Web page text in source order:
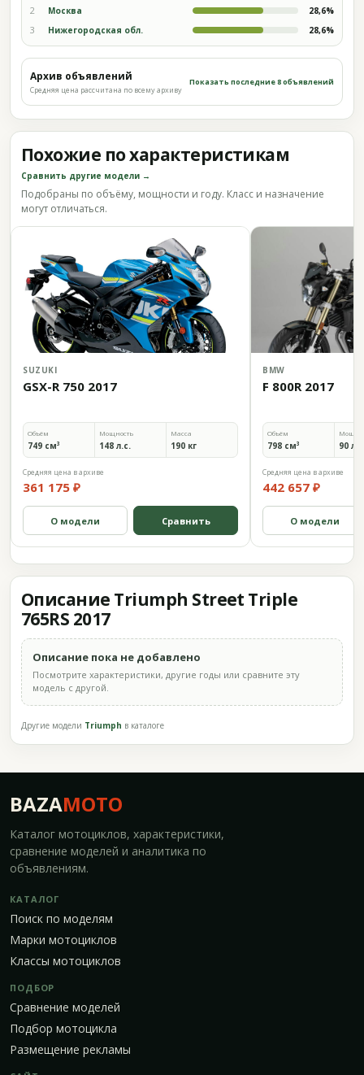
2 Москва 28,6%
3 Нижегородская обл. 28,6%
Архив объявлений
Средняя цена рассчитана по всему архиву
Показать последние 8 объявлений
Похожие по характеристикам
Сравнить другие модели →
Подобраны по объёму, мощности и году. Класс и назначение
могут отличаться.
SUZUKI
GSX-R 750 2017
Объём
749 см³
Мощность
148 л.с.
Масса
190 кг
Средняя цена в архиве
361 175 ₽
О модели Сравнить
BMW
F 800R 2017
Объём
798 см³ 90
Средняя цена в архиве
442 657 ₽
О модели
Описание Triumph Street Triple
765RS 2017
Описание пока не добавлено
Посмотрите характеристики, другие годы или сравните эту
модель с другой.
Другие модели Triumph в каталоге
BAZAMOTO
Каталог мотоциклов, характеристики,
сравнение моделей и аналитика по
объявлениям.
КАТАЛОГ
Поиск по моделям
Марки мотоциклов
Классы мотоциклов
ПОДБОР
Сравнение моделей
Подбор мотоцикла
Размещение рекламы